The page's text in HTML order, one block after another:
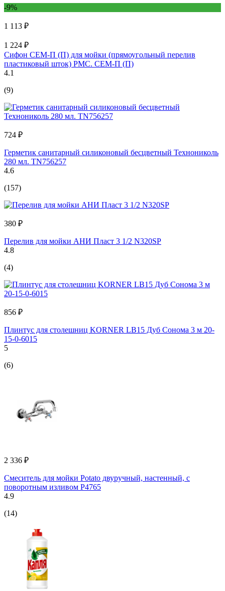
-9%
1 113 ₽
1 224 ₽
Сифон СЕМ-П (П) для мойки (прямоугольный перелив
пластиковый шток) РМС. СЕМ-П (П)
4.1
(9)
724 ₽
Герметик санитарный силиконовый бесцветный Технониколь
280 мл. TN756257
4.6
(157)
380 ₽
Перелив для мойки АНИ Пласт 3 1/2 N320SP
4.8
(4)
856 ₽
Плинтус для столешниц KORNER LB15 Дуб Сонома 3 м 20-
15-0-6015
5
(6)
2 336 ₽
Смеситель для мойки Potato двуручный, настенный, с
поворотным изливом P4765
4.9
(14)